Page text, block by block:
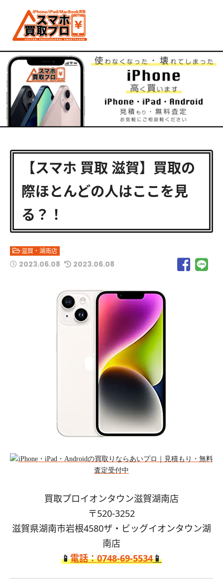
【スマホ 買取 滋賀】買取の
際ほとんどの人はここを見
る？！
滋賀・湖南店
2023.06.08 2023.06.08
買取プロイオンタウン滋賀湖南店
〒520-3252
滋賀県湖南市岩根4580ザ・ビッグイオンタウン湖
南店
📱電話：0748-69-5534📱